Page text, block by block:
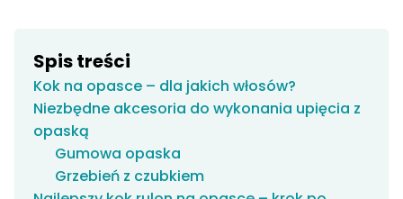
Spis treści
Kok na opasce – dla jakich włosów?
Niezbędne akcesoria do wykonania upięcia z
opaską
Gumowa opaska
Grzebień z czubkiem